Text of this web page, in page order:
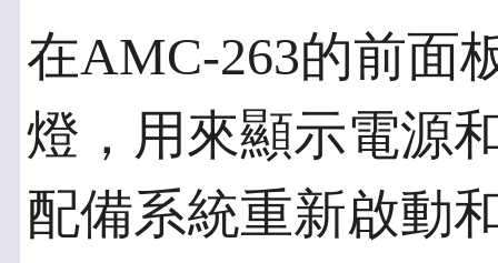
在AMC-263的前面
燈，用來顯示電源
配備系統重新啟動